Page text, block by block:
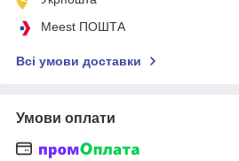
Meest ПОШТА
Всі умови доставки
Умови оплати